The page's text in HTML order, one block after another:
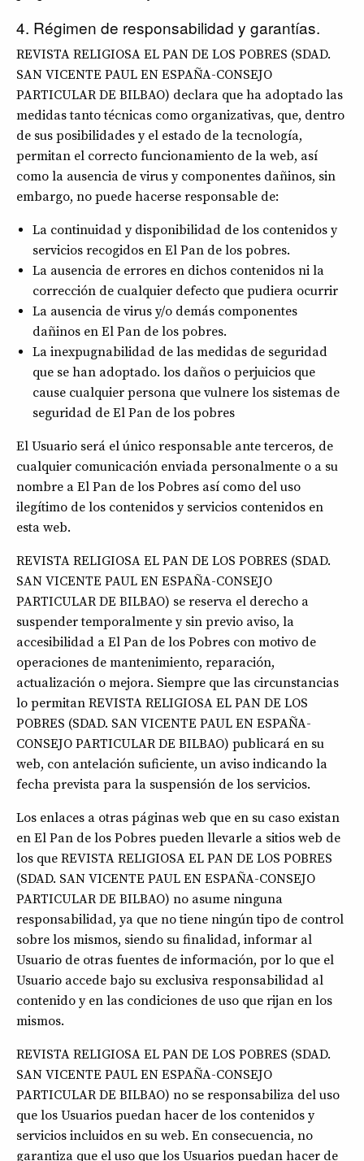
4. Régimen de responsabilidad y garantías.
REVISTA RELIGIOSA EL PAN DE LOS POBRES (SDAD.
SAN VICENTE PAUL EN ESPAÑA-CONSEJO
PARTICULAR DE BILBAO) declara que ha adoptado las
medidas tanto técnicas como organizativas, que, dentro
de sus posibilidades y el estado de la tecnología,
permitan el correcto funcionamiento de la web, así
como la ausencia de virus y componentes dañinos, sin
embargo, no puede hacerse responsable de:
La continuidad y disponibilidad de los contenidos y
servicios recogidos en El Pan de los pobres.
La ausencia de errores en dichos contenidos ni la
corrección de cualquier defecto que pudiera ocurrir
La ausencia de virus y/o demás componentes
dañinos en El Pan de los pobres.
La inexpugnabilidad de las medidas de seguridad
que se han adoptado. los daños o perjuicios que
cause cualquier persona que vulnere los sistemas de
seguridad de El Pan de los pobres
El Usuario será el único responsable ante terceros, de
cualquier comunicación enviada personalmente o a su
nombre a El Pan de los Pobres así como del uso
ilegítimo de los contenidos y servicios contenidos en
esta web.
REVISTA RELIGIOSA EL PAN DE LOS POBRES (SDAD.
SAN VICENTE PAUL EN ESPAÑA-CONSEJO
PARTICULAR DE BILBAO) se reserva el derecho a
suspender temporalmente y sin previo aviso, la
accesibilidad a El Pan de los Pobres con motivo de
operaciones de mantenimiento, reparación,
actualización o mejora. Siempre que las circunstancias
lo permitan REVISTA RELIGIOSA EL PAN DE LOS
POBRES (SDAD. SAN VICENTE PAUL EN ESPAÑA-
CONSEJO PARTICULAR DE BILBAO) publicará en su
web, con antelación suficiente, un aviso indicando la
fecha prevista para la suspensión de los servicios.
Los enlaces a otras páginas web que en su caso existan
en El Pan de los Pobres pueden llevarle a sitios web de
los que REVISTA RELIGIOSA EL PAN DE LOS POBRES
(SDAD. SAN VICENTE PAUL EN ESPAÑA-CONSEJO
PARTICULAR DE BILBAO) no asume ninguna
responsabilidad, ya que no tiene ningún tipo de control
sobre los mismos, siendo su finalidad, informar al
Usuario de otras fuentes de información, por lo que el
Usuario accede bajo su exclusiva responsabilidad al
contenido y en las condiciones de uso que rijan en los
mismos.
REVISTA RELIGIOSA EL PAN DE LOS POBRES (SDAD.
SAN VICENTE PAUL EN ESPAÑA-CONSEJO
PARTICULAR DE BILBAO) no se responsabiliza del uso
que los Usuarios puedan hacer de los contenidos y
servicios incluidos en su web. En consecuencia, no
garantiza que el uso que los Usuarios puedan hacer de